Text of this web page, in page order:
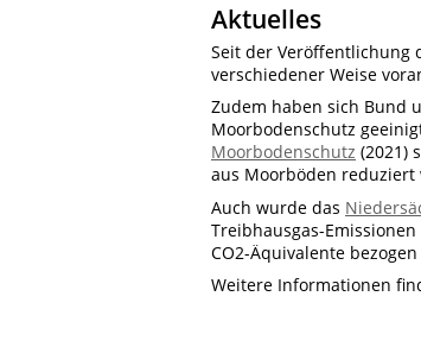
Aktuelles
Seit der Veröffentlichung
verschiedener Weise
Zudem haben sich Bund
Moorbodenschutz
Moorbodenschutz (2021)
aus Moorböden reduziert
Auch wurde das
Treibhausgas-
CO2-Äquivalente
Weitere Informationen